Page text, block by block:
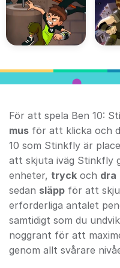
För att spela Ben 10:
mus för att klicka och
10 som Stinkfly är
att skjuta iväg Stinkfly
enheter, tryck och dra
sedan släpp för att
erforderliga antalet
samtidigt som du
noggrant för att
genom allt svårare